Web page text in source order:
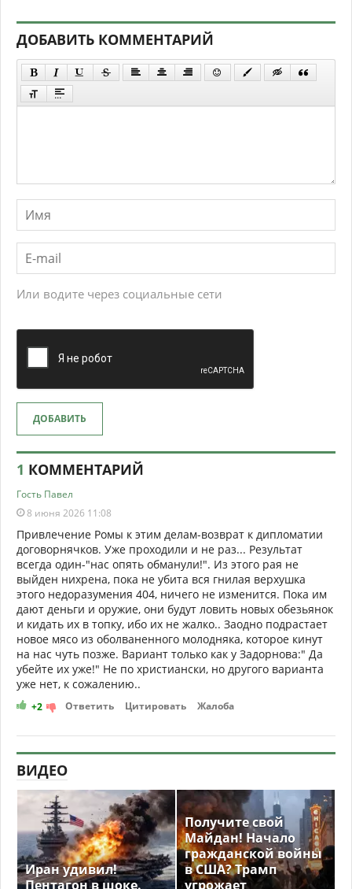
ДОБАВИТЬ КОММЕНТАРИЙ
Или водите через социальные сети
ДОБАВИТЬ
1 КОММЕНТАРИЙ
Гость Павел
8 июня 2026 11:08
Привлечение Ромы к этим делам-возврат к дипломатии
договорнячков. Уже проходили и не раз... Результат
всегда один-"нас опять обманули!". Из этого рая не
выйден нихрена, пока не убита вся гнилая верхушка
этого недоразумения 404, ничего не изменится. Пока им
дают деньги и оружие, они будут ловить новых обезьянок
и кидать их в топку, ибо их не жалко.. Заодно подрастает
новое мясо из оболваненного молодняка, которое кинут
на нас чуть позже. Вариант только как у Задорнова:" Да
убейте их уже!" Не по христиански, но другого варианта
уже нет, к сожалению..
+2 Ответить Цитировать Жалоба
ВИДЕО
Иран удивил!
Пентагон в шоке.
Получите свой
Майдан! Начало
гражданской войны
в США? Трамп
угрожает